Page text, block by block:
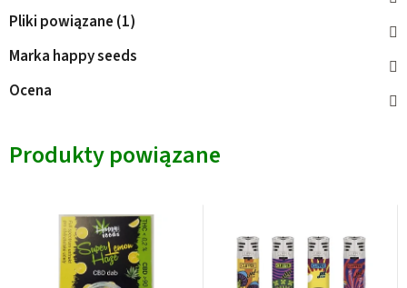
Pliki powiązane (1)
Marka happy seeds
Ocena
Produkty powiązane